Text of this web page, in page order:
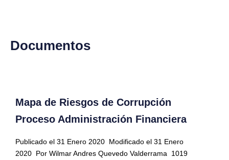
Documentos
Mapa de Riesgos de Corrupción
Proceso Administración Financiera
Publicado el 31 Enero 2020 Modificado el 31 Enero
2020 Por Wilmar Andres Quevedo Valderrama
1019